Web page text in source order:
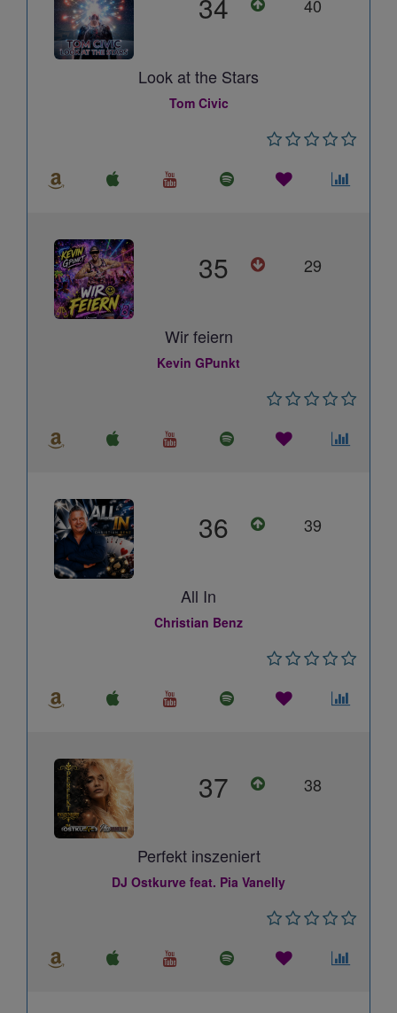
40
Look at the Stars
Tom Civic
35 29
Wir feiern
Kevin GPunkt
36 39
All In
Christian Benz
37 38
Perfekt inszeniert
DJ Ostkurve feat. Pia Vanelly